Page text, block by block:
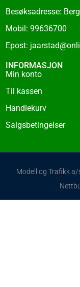
Besøksadresse:
Mobil: 99636700
Epost:
INFORMASJON
Min konto
Til kassen
Handlekurv
Salgsbetingelser
Modell og Trafikk